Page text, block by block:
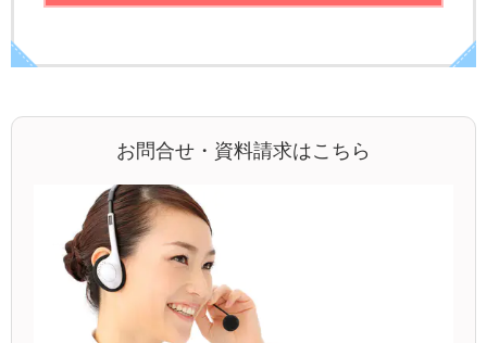
お問合せ・資料請求はこちら